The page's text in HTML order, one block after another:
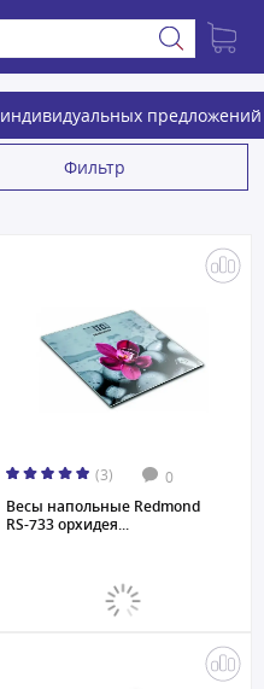
предложений
Фильтр
(3) 0
Весы напольные Redmond
RS-733 орхидея...